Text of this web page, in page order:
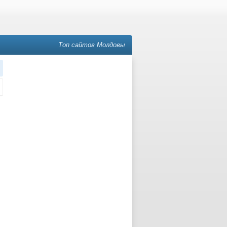
Топ сайтов Молдовы